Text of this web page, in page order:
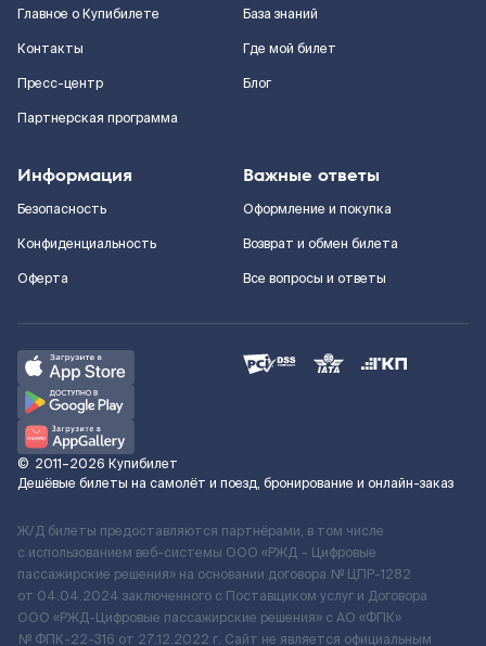
Главное о Купибилете
Контакты
Пресс-центр
Партнерская программа
База знаний
Где мой билет
Блог
Информация
Безопасность
Конфиденциальность
Оферта
Важные ответы
Оформление и покупка
Возврат и обмен билета
Все вопросы и ответы
© 2011–2026 Купибилет
Дешёвые билеты на самолёт и поезд, бронирование и онлайн-заказ
Ж/Д билеты предоставляются партнёрами, в том числе
с использованием веб-системы ООО «РЖД – Цифровые
пассажирские решения» на основании договора № ЦПР-1282
от 04.04.2024 заключенного с Поставщиком услуг и Договора
ООО «РЖД-Цифровые пассажирские решения» c АО «ФПК»
№ ФПК-22-316 от 27.12.2022 г. Сайт не является официальным